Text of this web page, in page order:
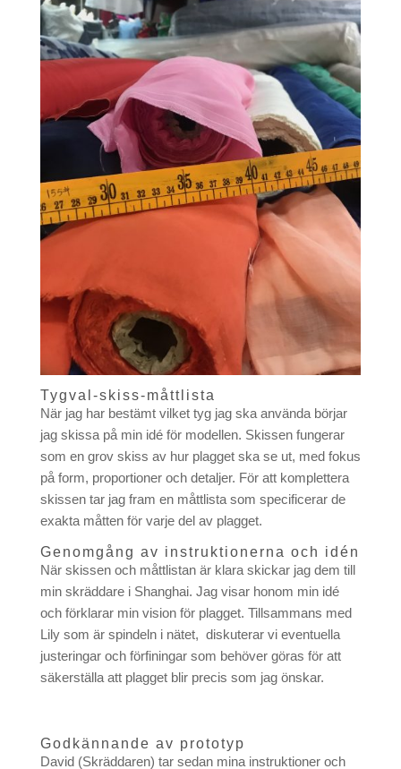
Tygval-skiss-måttlista
När jag har bestämt vilket tyg jag ska använda börjar
jag skissa på min idé för modellen. Skissen fungerar
som en grov skiss av hur plagget ska se ut, med fokus
på form, proportioner och detaljer. För att komplettera
skissen tar jag fram en måttlista som specificerar de
exakta måtten för varje del av plagget.
Genomgång av instruktionerna och idén
När skissen och måttlistan är klara skickar jag dem till
min skräddare i Shanghai. Jag visar honom min idé
och förklarar min vision för plagget. Tillsammans med
Lily som är spindeln i nätet, diskuterar vi eventuella
justeringar och förfiningar som behöver göras för att
säkerställa att plagget blir precis som jag önskar.
Godkännande av prototyp
David (Skräddaren) tar sedan mina instruktioner och